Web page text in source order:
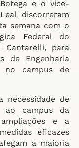
e o vice-
discorreram
semana com o
Federal do
Cantarelli, para
de Engenharia
no campus de
necessidade de
ao campus da
e a
eficazes
a maioria